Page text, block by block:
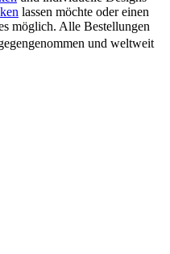
lassen möchte oder einen
möglich. Alle Bestellungen
und weltweit